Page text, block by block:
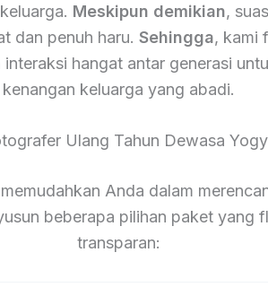
Meskipun demikian,
dan penuh haru. Sehingga, kami
hangat antar generasi
kenangan keluarga yang abadi.
Ulang Tahun Dewasa
Anda dalam
beberapa pilihan paket yang
transparan: